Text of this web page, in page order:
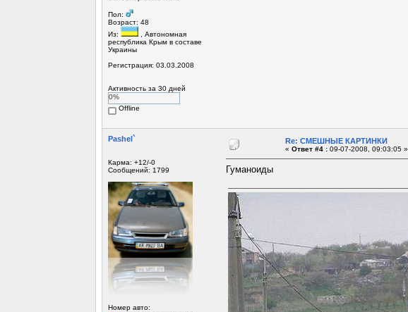
Пол:
Возраст: 48
Из:
, Автономная
республика Крым в составе
Украины
Регистрация: 03.03.2008
Активность за 30 дней
0%
Offline
Pashel`
Карма: +12/-0
Сообщений: 1799
Номер авто:
Re: СМЕШНЫЕ КАРТИНКИ
« Ответ #4 :09-07-2008, 09:03:05 »
Гуманоиды